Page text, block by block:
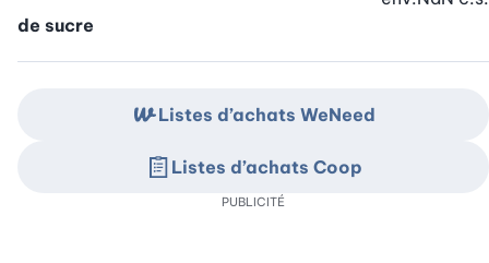
de sucre
Listes d’achats WeNeed
Listes d’achats Coop
PUBLICITÉ